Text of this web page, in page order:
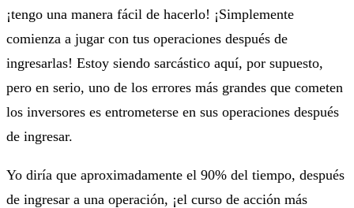
¡tengo una manera fácil de hacerlo! ¡Simplemente
comienza a jugar con tus operaciones después de
ingresarlas! Estoy siendo sarcástico aquí, por supuesto,
pero en serio, uno de los errores más grandes que cometen
los inversores es entrometerse en sus operaciones después
de ingresar.
Yo diría que aproximadamente el 90% del tiempo, después
de ingresar a una operación, ¡el curso de acción más